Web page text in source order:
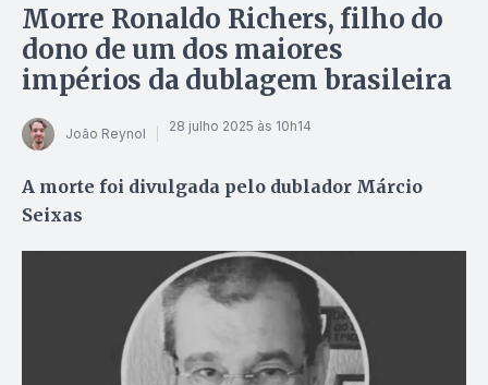
Morre Ronaldo Richers, filho do
dono de um dos maiores
impérios da dublagem brasileira
João Reynol 28 julho 2025 às 10h14
A morte foi divulgada pelo dublador Márcio
Seixas